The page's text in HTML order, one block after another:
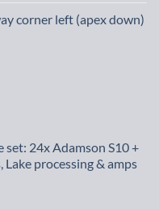
corner left (apex down)
set: 24x Adamson S10 +
Lake processing & amps